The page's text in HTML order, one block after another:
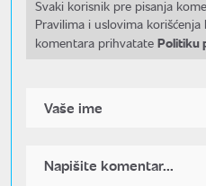
Svaki korisnik pre pisanja
Pravilima i uslovima
komentara prihvatate Politiku